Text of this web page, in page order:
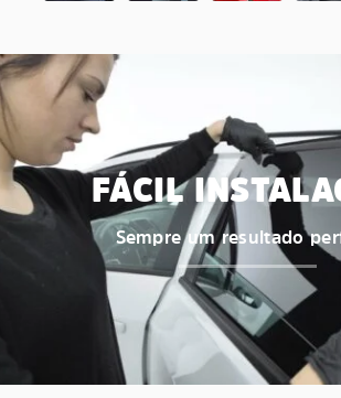
FÁCIL
Sempre um resultado